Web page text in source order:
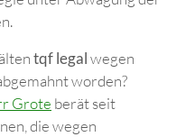
tqf legalwegen
worden?
Grote berät seit
die wegen